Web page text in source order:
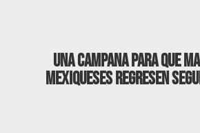
Una campaña para que
mexiqueses regresen